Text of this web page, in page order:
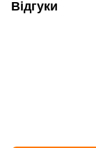
Відгуки